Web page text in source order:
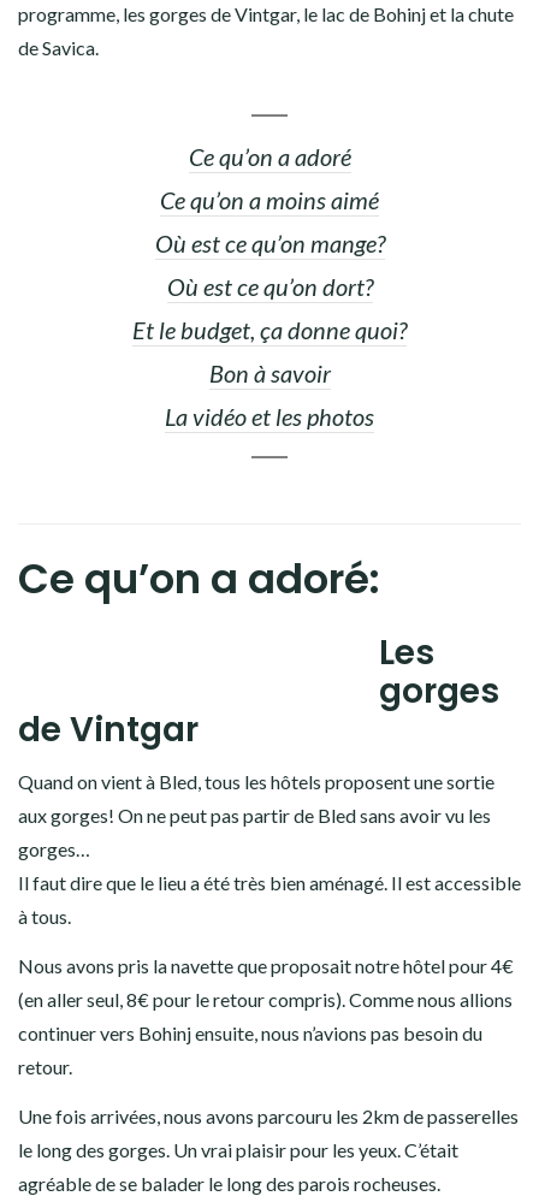
programme, les gorges de Vintgar, le lac de Bohinj et la chute
de Savica.
Ce qu’on a adoré
Ce qu’on a moins aimé
Où est ce qu’on mange?
Où est ce qu’on dort?
Et le budget, ça donne quoi?
Bon à savoir
La vidéo et les photos
Ce qu’on a adoré:
Les
gorges
de Vintgar
Quand on vient à Bled, tous les hôtels proposent une sortie
aux gorges! On ne peut pas partir de Bled sans avoir vu les
gorges…
Il faut dire que le lieu a été très bien aménagé. Il est accessible
à tous.
Nous avons pris la navette que proposait notre hôtel pour 4€
(en aller seul, 8€ pour le retour compris). Comme nous allions
continuer vers Bohinj ensuite, nous n’avions pas besoin du
retour.
Une fois arrivées, nous avons parcouru les 2km de passerelles
le long des gorges. Un vrai plaisir pour les yeux. C’était
agréable de se balader le long des parois rocheuses.